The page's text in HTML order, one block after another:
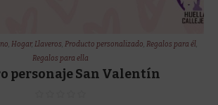
,Hogar,Llaveros,Producto personalizado,Regalos para él,
Regalos para ella
personaje San Valentín